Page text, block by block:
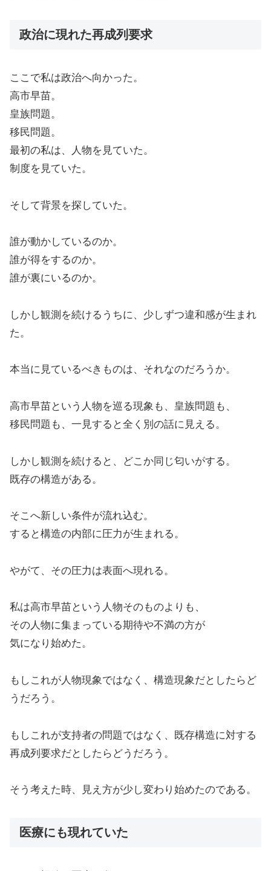
政治に現れた再成列要求
ここで私は政治へ向かった。
高市早苗。
皇族問題。
移民問題。
最初の私は、人物を見ていた。
制度を見ていた。
そして背景を探していた。
誰が動かしているのか。
誰が得をするのか。
誰が裏にいるのか。
しかし観測を続けるうちに、少しずつ違和感が生まれ
た。
本当に見ているべきものは、それなのだろうか。
高市早苗という人物を巡る現象も、皇族問題も、
移民問題も、一見すると全く別の話に見える。
しかし観測を続けると、どこか同じ匂いがする。
既存の構造がある。
そこへ新しい条件が流れ込む。
すると構造の内部に圧力が生まれる。
やがて、その圧力は表面へ現れる。
私は高市早苗という人物そのものよりも、
その人物に集まっている期待や不満の方が
気になり始めた。
もしこれが人物現象ではなく、構造現象だとしたらど
うだろう。
もしこれが支持者の問題ではなく、既存構造に対する
再成列要求だとしたらどうだろう。
そう考えた時、見え方が少し変わり始めたのである。
医療にも現れていた